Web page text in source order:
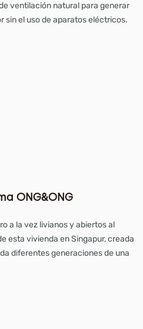
ventilación natural para generar
sin el uso de aparatos eléctricos.
ONG&ONG
a la vez livianos y abiertos al
esta vivienda en Singapur, creada
diferentes generaciones de una